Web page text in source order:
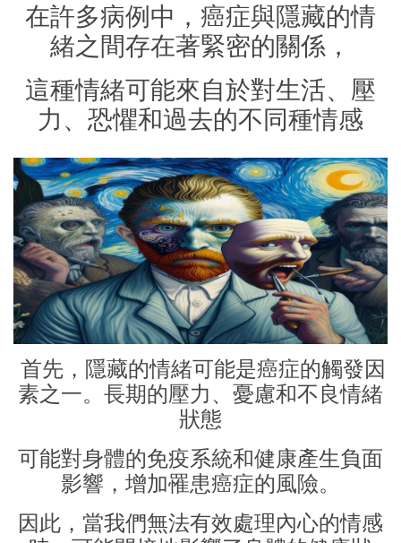
在許多病例中，癌症與隱藏的情
緒之間存在著緊密的關係，
這種情緒可能來自於對生活、壓
力、恐懼和過去的不同種情感
首先，隱藏的情緒可能是癌症的觸發因
素之一。長期的壓力、憂慮和不良情緒
狀態
可能對身體的免疫系統和健康產生負面
影響，增加罹患癌症的風險。
因此，當我們無法有效處理內心的情感